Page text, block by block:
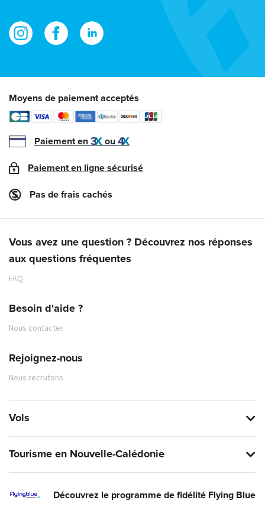
Moyens de paiement acceptés
Paiement en ou
Paiement en ligne sécurisé
Pas de frais cachés
Vous avez une question ? Découvrez nos réponses
aux questions fréquentes
FAQ
Besoin d'aide ?
Nous contacter
Rejoignez-nous
Nous recrutons
Vols
Tourisme en Nouvelle-Calédonie
Découvrez le programme de fidélité Flying Blue